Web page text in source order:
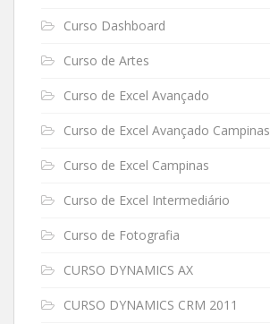
Curso Dashboard
Curso de Artes
Curso de Excel Avançado
Curso de Excel Avançado Campinas
Curso de Excel Campinas
Curso de Excel Intermediário
Curso de Fotografia
CURSO DYNAMICS AX
CURSO DYNAMICS CRM 2011